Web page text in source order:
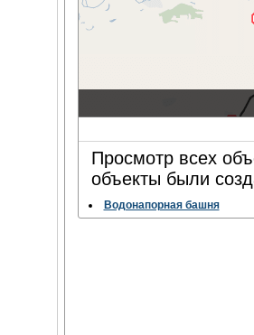
Просмотр всех
объекты были
Водонапорная башня